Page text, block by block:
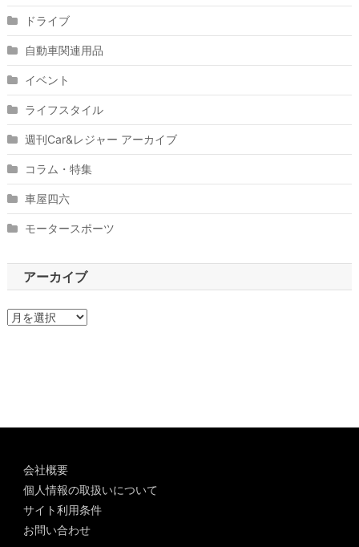
ドライブ
自動車関連用品
イベント
ライフスタイル
週刊Car&レジャー アーカイブ
コラム・特集
車屋四六
モータースポーツ
アーカイブ
ア
会社概要
個人情報の取扱いについて
サイト利用条件
お問い合わせ